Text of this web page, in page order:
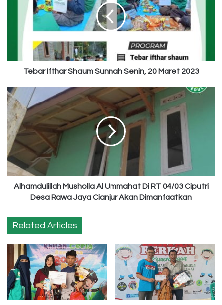
Sunnah
Tebar Ifthar Shaum Sunnah Senin, 20 Maret 2023
Alhamdulillah
Musholla
Ummahat
Di
RT
04/03
Ciputri
Desa
Rawa
Dimanfaatkan
Alhamdulillah Musholla Al Ummahat Di RT 04/03 Ciputri
Desa Rawa Jaya Cianjur Akan Dimanfaatkan
Related Articles